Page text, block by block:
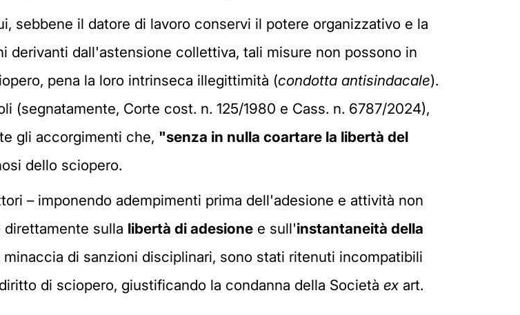
sebbene il datore di lavoro conservi il potere organizzativo e la
derivanti dall'astensione collettiva, tali misure non possono in
pena la loro intrinseca illegittimità (condotta antisindacale).
(segnatamente, Corte cost. n. 125/1980 e Cass. n. 6787/2024),
gli accorgimenti che, "senza in nulla coartare la libertà del
dello sciopero.
– imponendo adempimenti prima dell'adesione e attività non
sulla libertà di adesione e sull'instantaneità della
di sanzioni disciplinari, sono stati ritenuti incompatibili
di sciopero, giustificando la condanna della Società ex art.